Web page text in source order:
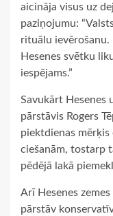
aicināja visus uz
paziņojumu:
rituālu ievērošanu.
Hesenes svētku
iespējams.”
Savukārt Hesenes
pārstāvis Rogers
piektdienas mērķis
ciešanām, tostarp
pēdējā lakā
Arī Hesenes
pārstāv